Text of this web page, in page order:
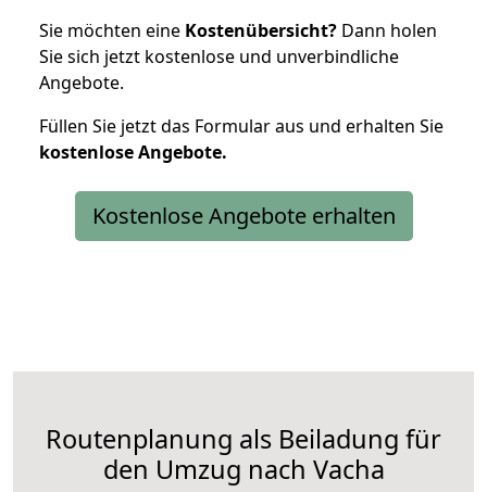
Sie möchten eine Kostenübersicht? Dann holen
Sie sich jetzt kostenlose und unverbindliche
Angebote.
Füllen Sie jetzt das Formular aus und erhalten Sie
kostenloseAngebote.
Kostenlose Angebote erhalten
Routenplanung als Beiladung für
den Umzug nach Vacha